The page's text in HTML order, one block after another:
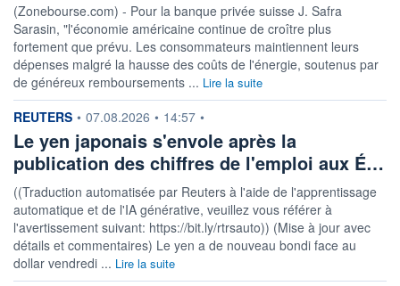
(Zonebourse.com) - Pour la banque privée suisse J. Safra
Sarasin, "l'économie américaine continue de croître plus
fortement que prévu. Les consommateurs maintiennent leurs
dépenses malgré la hausse des coûts de l'énergie, soutenus par
de généreux remboursements ... Lire la suite
information fournie par
REUTERS • 07.08.2026 • 14:57 •
Le yen japonais s'envole après la
publication des chiffres de l'emploi aux É…
((Traduction automatisée par Reuters à l'aide de l'apprentissage
automatique et de l'IA générative, veuillez vous référer à
l'avertissement suivant: https://bit.ly/rtrsauto)) (Mise à jour avec
détails et commentaires) Le yen a de nouveau bondi face au
dollar vendredi ... Lire la suite